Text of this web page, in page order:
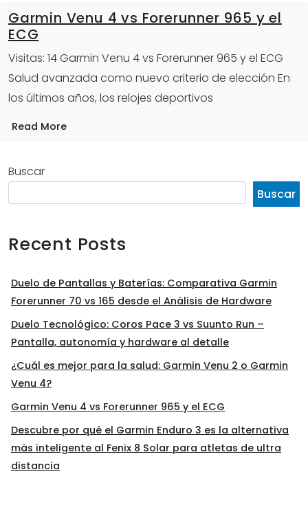
Garmin Venu 4 vs Forerunner 965 y el
ECG
Visitas: 14 Garmin Venu 4 vs Forerunner 965 y el ECG
Salud avanzada como nuevo criterio de elección En
los últimos años, los relojes deportivos
Read More
Buscar
Buscar
Recent Posts
Duelo de Pantallas y Baterías: Comparativa Garmin
Forerunner 70 vs 165 desde el Análisis de Hardware
Duelo Tecnológico: Coros Pace 3 vs Suunto Run –
Pantalla, autonomía y hardware al detalle
¿Cuál es mejor para la salud: Garmin Venu 2 o Garmin
Venu 4?
Garmin Venu 4 vs Forerunner 965 y el ECG
Descubre por qué el Garmin Enduro 3 es la alternativa
más inteligente al Fenix 8 Solar para atletas de ultra
distancia